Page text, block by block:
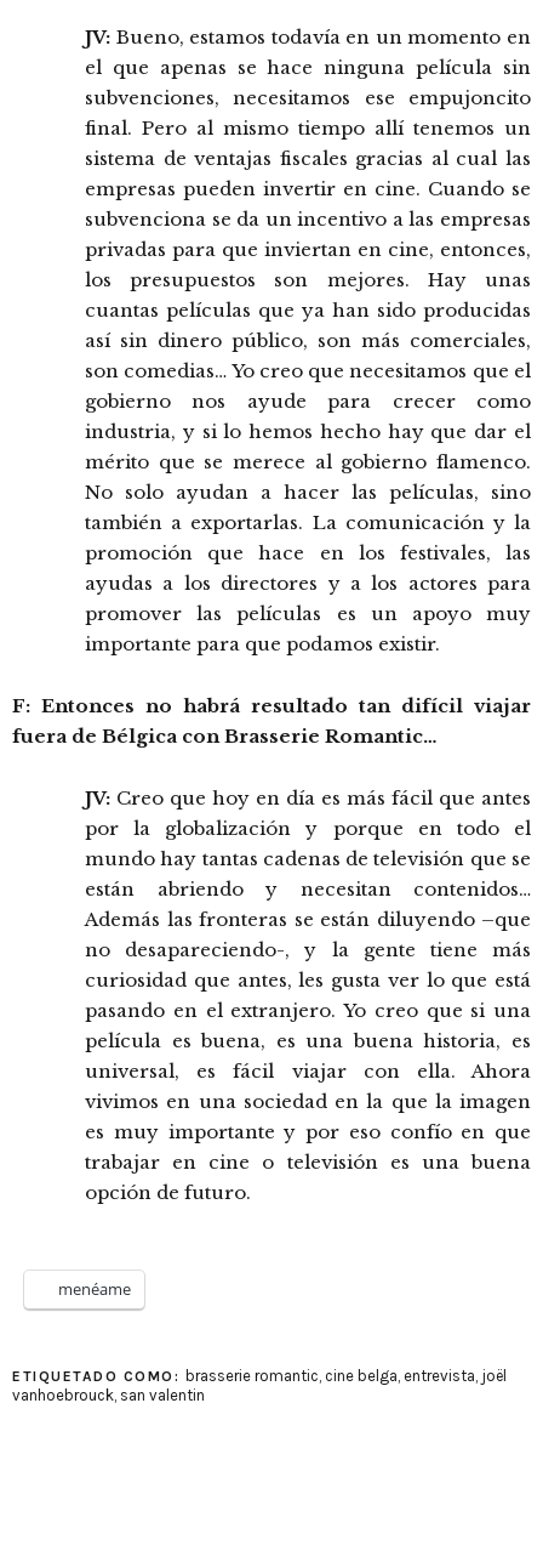
JV: Bueno, estamos todavía en un momento en
el que apenas se hace ninguna película sin
subvenciones, necesitamos ese empujoncito
final. Pero al mismo tiempo allí tenemos un
sistema de ventajas fiscales gracias al cual las
empresas pueden invertir en cine. Cuando se
subvenciona se da un incentivo a las empresas
privadas para que inviertan en cine, entonces,
los presupuestos son mejores. Hay unas
cuantas películas que ya han sido producidas
así sin dinero público, son más comerciales,
son comedias… Yo creo que necesitamos que el
gobierno nos ayude para crecer como
industria, y si lo hemos hecho hay que dar el
mérito que se merece al gobierno flamenco.
No solo ayudan a hacer las películas, sino
también a exportarlas. La comunicación y la
promoción que hace en los festivales, las
ayudas a los directores y a los actores para
promover las películas es un apoyo muy
importante para que podamos existir.
F: Entonces no habrá resultado tan difícil viajar
fuera de Bélgica con Brasserie Romantic…
JV: Creo que hoy en día es más fácil que antes
por la globalización y porque en todo el
mundo hay tantas cadenas de televisión que se
están abriendo y necesitan contenidos…
Además las fronteras se están diluyendo –que
no desapareciendo-, y la gente tiene más
curiosidad que antes, les gusta ver lo que está
pasando en el extranjero. Yo creo que si una
película es buena, es una buena historia, es
universal, es fácil viajar con ella. Ahora
vivimos en una sociedad en la que la imagen
es muy importante y por eso confío en que
trabajar en cine o televisión es una buena
opción de futuro.
menéame
ETIQUETADO COMO: brasserie romantic, cine belga, entrevista, joël
vanhoebrouck, san valentin